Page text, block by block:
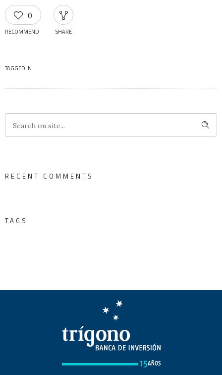
0
RECOMMEND SHARE
TAGGED IN
RECENT COMMENTS
TAGS